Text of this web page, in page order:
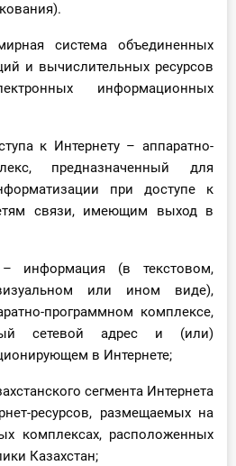
система объединенных
и вычислительных ресурсов
информационных
к Интернету – аппаратно-
предназначенный для
при доступе к
связи, имеющим выход в
– информация (в текстовом,
или ином виде),
программном комплексе,
сетевой адрес и (или)
в Интернете;
сегмента Интернета
ресурсов, размещаемых на
комплексах, расположенных
Казахстан;